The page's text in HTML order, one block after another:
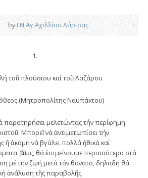
byΙ.Ν.Αγ.Αχιλλίου Λάρισας
1.
τοῦ πλούσιου καί τοῦ Λαζάρου
(Μητροπολίτης Ναυπάκτου)
παρατηρήσει μελετώντας τήν περίφημη
Μπορεῖ νά ἀντιμετωπίσει τήν
ἤ ἀκόμη νά βγάλει πολλά ἠθικά καί
Ὅμως, θά ἐπιμείνουμε περισσότερο στά
μέ τήν ζωή μετά τόν θάνατο, δηλαδή θά
ἀνάλυση τῆς παραβολῆς.